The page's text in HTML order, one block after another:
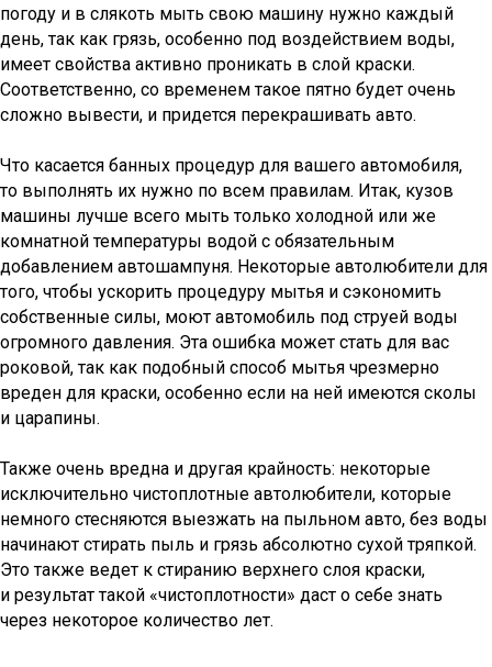
погоду и в слякоть мыть свою машину нужно каждый
день, так как грязь, особенно под воздействием воды,
имеет свойства активно проникать в слой краски.
Соответственно, со временем такое пятно будет очень
сложно вывести, и придется перекрашивать авто.
Что касается банных процедур для вашего автомобиля,
то выполнять их нужно по всем правилам. Итак, кузов
машины лучше всего мыть только холодной или же
комнатной температуры водой с обязательным
добавлением автошампуня. Некоторые автолюбители для
того, чтобы ускорить процедуру мытья и сэкономить
собственные силы, моют автомобиль под струей воды
огромного давления. Эта ошибка может стать для вас
роковой, так как подобный способ мытья чрезмерно
вреден для краски, особенно если на ней имеются сколы
и царапины.
Также очень вредна и другая крайность: некоторые
исключительно чистоплотные автолюбители, которые
немного стесняются выезжать на пыльном авто, без воды
начинают стирать пыль и грязь абсолютно сухой тряпкой.
Это также ведет к стиранию верхнего слоя краски,
и результат такой «чистоплотности» даст о себе знать
через некоторое количество лет.